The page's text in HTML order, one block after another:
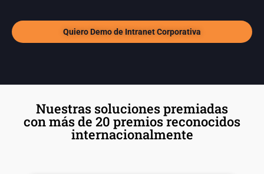
Quiero Demo de Intranet Corporativa
Nuestras soluciones premiadas
con más de 20 premios reconocidos
internacionalmente